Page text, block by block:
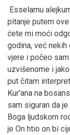
Esselamu
pitanje putem
ćete mi moći
godina, već
vjere i počeo
uzvišenome i
put čitam
Kur'ana na
sam siguran da
Boga ljudskom
je On htio on bi